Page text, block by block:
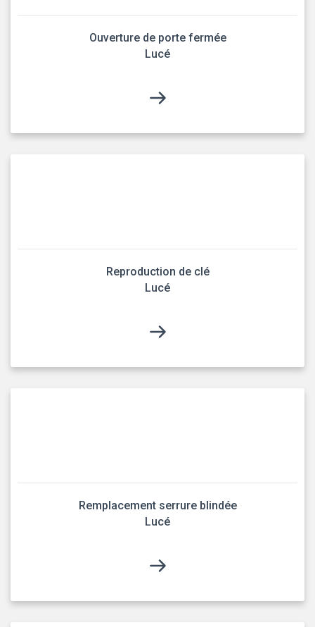
Ouverture de porte fermée
Lucé
Reproduction de clé
Lucé
Remplacement serrure blindée
Lucé